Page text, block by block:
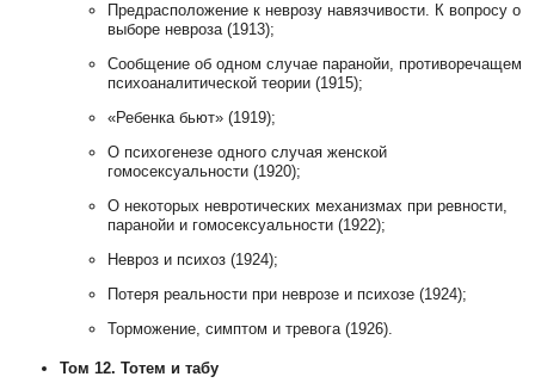
Предрасположение к неврозу навязчивости. К вопросу о
выборе невроза (1913);
Сообщение об одном случае паранойи, противоречащем
психоаналитической теории (1915);
«Ребенка бьют» (1919);
О психогенезе одного случая женской
гомосексуальности (1920);
О некоторых невротических механизмах при ревности,
паранойи и гомосексуальности (1922);
Невроз и психоз (1924);
Потеря реальности при неврозе и психозе (1924);
Торможение, симптом и тревога (1926).
Том 12. Тотем и табу